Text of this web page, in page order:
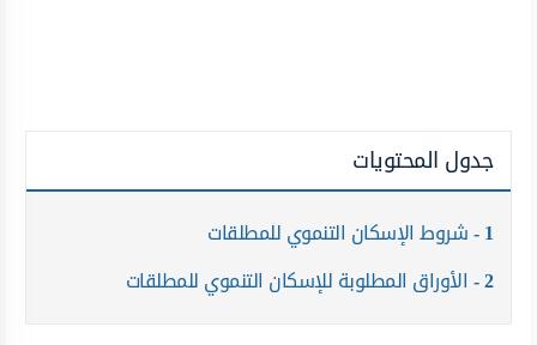
جدول المحتويات
1 شروط الإسكان التنموي للمطلقات
2 الأوراق المطلوبة للإسكان التنموي للمطلقات